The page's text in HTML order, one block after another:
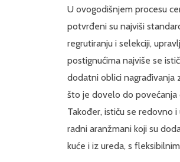
U ovogodišnjem procesu
potvrđeni su najviši
regrutiranju i selekciji,
postignućima najviše se
dodatni oblici nagrađivanja
što je dovelo do
Također, ističu se redovno
radni aranžmani koji su
kuće i iz ureda, s